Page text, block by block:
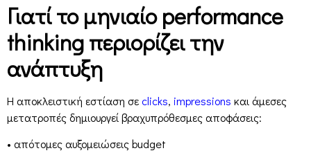
Γιατί το μηνιαίο performance
thinking περιορίζει την
ανάπτυξη
Η αποκλειστική εστίαση σε clicks, impressions και άμεσες
μετατροπές δημιουργεί βραχυπρόθεσμες αποφάσεις:
• απότομες αυξομειώσεις budget